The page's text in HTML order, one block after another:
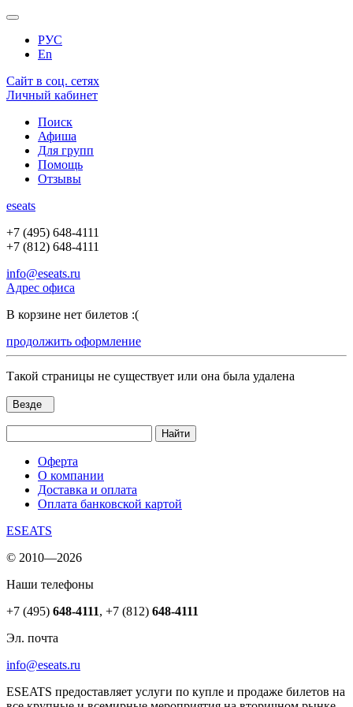
РУС
En
Сайт в соц. сетях
Личный кабинет
Поиск
Афиша
Для групп
Помощь
Отзывы
eseats
+7 (495) 648-4111
+7 (812) 648-4111
info@eseats.ru
Адрес офиса
В корзине нет билетов :(
продолжить оформление
Такой страницы не существует или она была удалена
Везде
Найти
Оферта
О компании
Доставка и оплата
Оплата банковской картой
ESEATS
© 2010—2026
Наши телефоны
+7 (495) 648-4111, +7 (812) 648-4111
Эл. почта
info@eseats.ru
ESEATS предоставляет услуги по купле и продаже билетов на